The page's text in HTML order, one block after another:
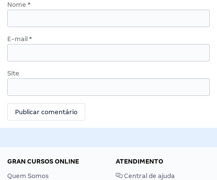
Nome *
E-mail *
Site
GRAN CURSOS ONLINE
Quem Somos
ATENDIMENTO
Central de ajuda